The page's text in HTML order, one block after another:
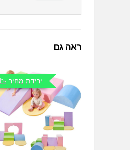
ראה גם
ירידת מחיר 📉